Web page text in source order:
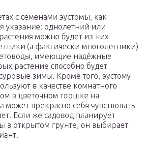
с семенами эустомы, как
указание: однолетний или
можно будет из них
(а фактически многолетники)
имеющие надёжные
растение способно будет
зимы. Кроме того, эустому
в качестве комнатного
в цветочном горшке на
может прекрасно себя чувствовать
Если же садовод планирует
в открытом грунте, он выбирает